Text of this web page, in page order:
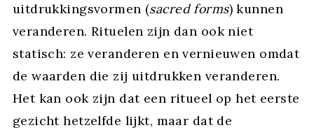
uitdrukkingsvormen (sacred forms) kunnen
veranderen. Rituelen zijn dan ook niet
statisch: ze veranderen en vernieuwen omdat
de waarden die zij uitdrukken veranderen.
Het kan ook zijn dat een ritueel op het eerste
gezicht hetzelfde lijkt, maar dat de